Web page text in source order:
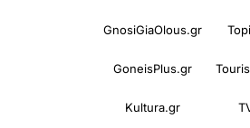
GnosiGiaOlous.gr
GoneisPlus.gr
Kultura.gr